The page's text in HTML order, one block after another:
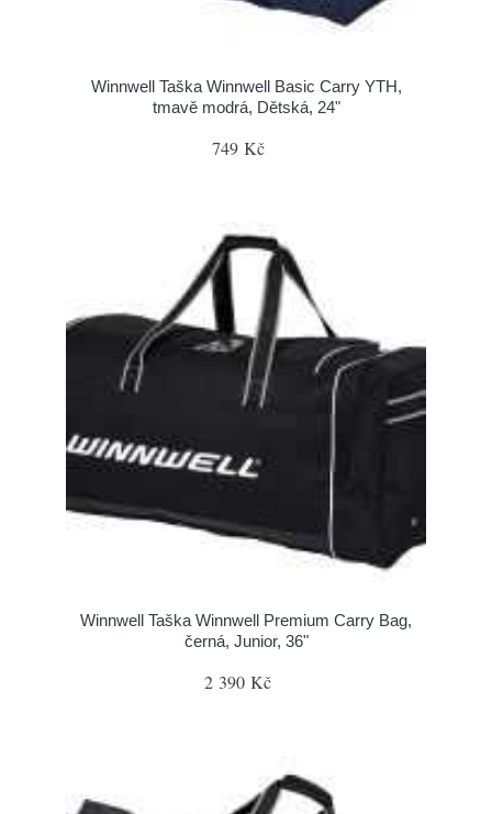
Winnwell Taška Winnwell Basic Carry YTH,
tmavě modrá, Dětská, 24"
749 Kč
Winnwell Taška Winnwell Premium Carry Bag,
černá, Junior, 36"
2 390 Kč